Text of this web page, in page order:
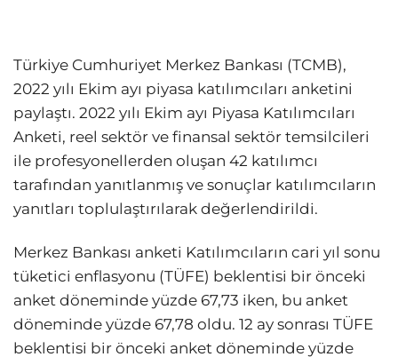
Türkiye Cumhuriyet Merkez Bankası (TCMB),
2022 yılı Ekim ayı piyasa katılımcıları anketini
paylaştı. 2022 yılı Ekim ayı Piyasa Katılımcıları
Anketi, reel sektör ve finansal sektör temsilcileri
ile profesyonellerden oluşan 42 katılımcı
tarafından yanıtlanmış ve sonuçlar katılımcıların
yanıtları toplulaştırılarak değerlendirildi.
Merkez Bankası anketi Katılımcıların cari yıl sonu
tüketici enflasyonu (TÜFE) beklentisi bir önceki
anket döneminde yüzde 67,73 iken, bu anket
döneminde yüzde 67,78 oldu. 12 ay sonrası TÜFE
beklentisi bir önceki anket döneminde yüzde